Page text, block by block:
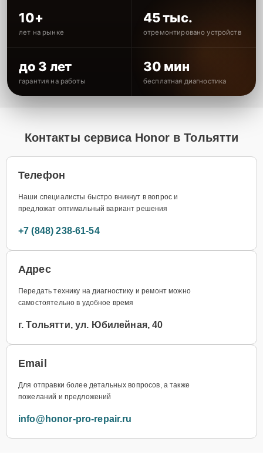
10+
лет на рынке
45 тыс.
отремонтировано устройств
до 3 лет
гарантия на работы
30 мин
бесплатная диагностика
Контакты сервиса Honor в Тольятти
Телефон
Наши специалисты быстро вникнут в вопрос и
предложат оптимальный вариант решения
+7 (848) 238-61-54
Адрес
Передать технику на диагностику и ремонт можно
самостоятельно в удобное время
г. Тольятти, ул. Юбилейная, 40
Email
Для отправки более детальных вопросов, а также
пожеланий и предложений
info@honor-pro-repair.ru